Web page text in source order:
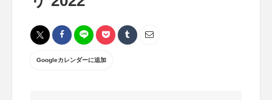
Googleカレンダーに追加